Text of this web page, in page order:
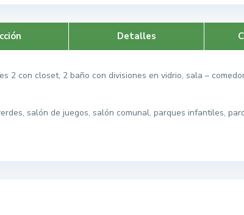
Detalles
2 con closet, 2 baño con divisiones en vidrio, sala –
salón de juegos, salón comunal, parques infantiles,